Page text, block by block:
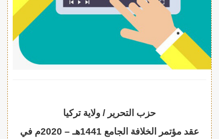
حزب التحرير / ولاية تركيا
عقد مؤتمر الخلافة الجامع 1441هـ – 2020م في